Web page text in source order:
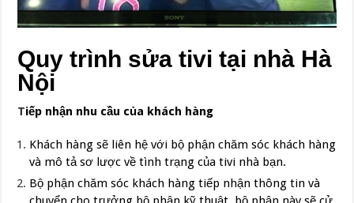
Quy trình sửa tivi tại nhà Hà
Nội
Tiếp nhận nhu cầu của khách hàng
Khách hàng sẽ liên hệ với bộ phận chăm sóc khách hàng
và mô tả sơ lược về tình trạng của tivi nhà bạn.
Bộ phận chăm sóc khách hàng tiếp nhận thông tin và